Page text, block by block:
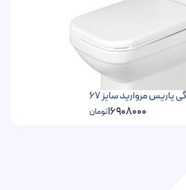
یاریس مروارید سایز 67
16908000تومان